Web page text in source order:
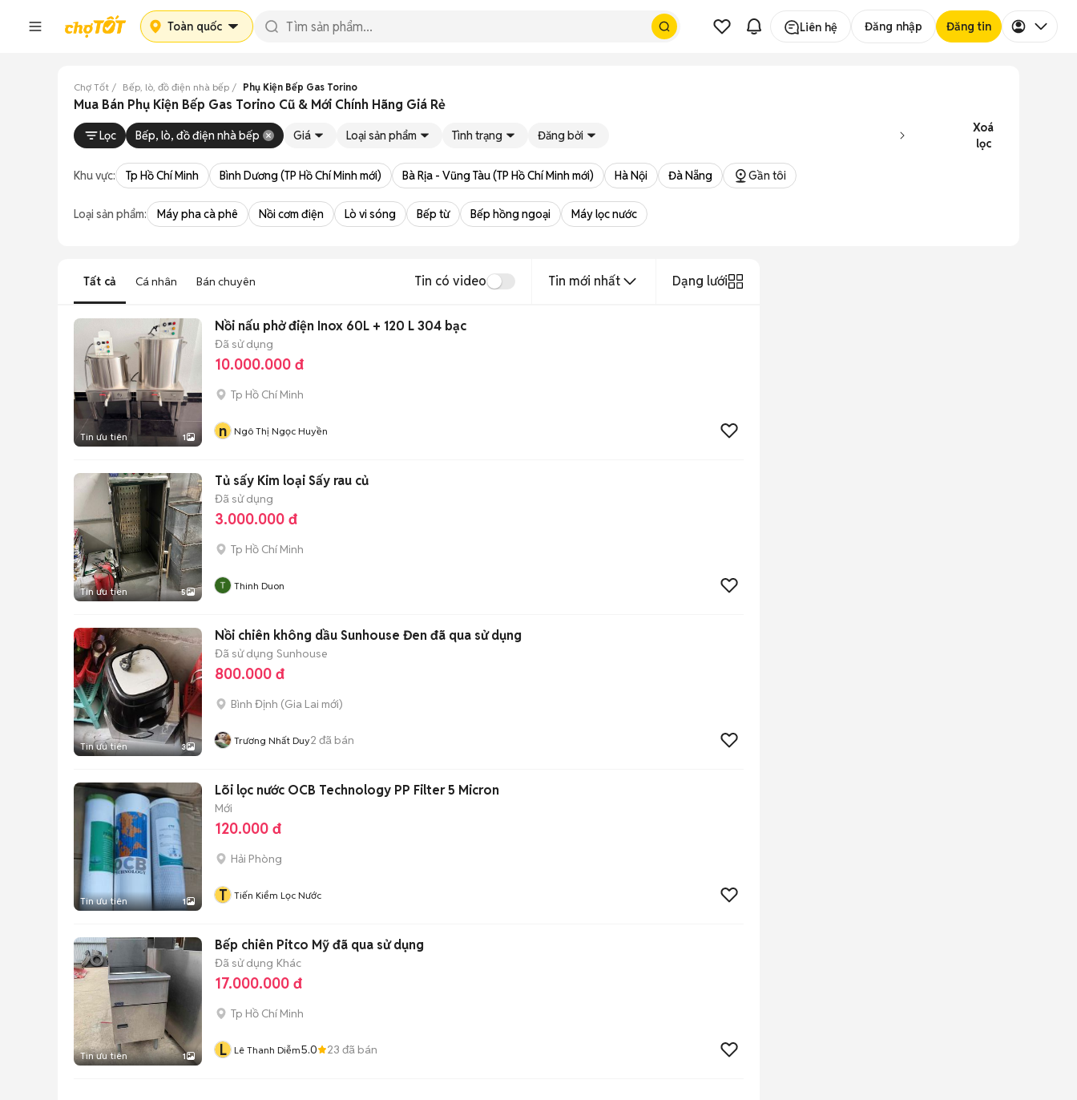
Toàn quốc Liên hệ Đăng nhập Đăng tin
Chợ Tốt Bếp, lò, đồ điện nhà bếp Phụ Kiện Bếp Gas Torino
Mua Bán Phụ Kiện Bếp Gas Torino Cũ & Mới Chính Hãng Giá Rẻ
Lọc Bếp, lò, đồ điện nhà bếp Giá Loại sản phẩm Tình trạng Đăng bởi
Xoá
lọc
Khu vực: Tp Hồ Chí Minh Bình Dương (TP Hồ Chí Minh mới) Bà Rịa - Vũng Tàu (TP Hồ Chí Minh mới) Hà Nội Đà Nẵng Gần tôi
Loại sản phẩm: Máy pha cà phê Nồi cơm điện Lò vi sóng Bếp từ Bếp hồng ngoại Máy lọc nước
Tất cả Cá nhân Bán chuyên Tin có video Tin mới nhất Dạng lưới
Tin ưu tiên 1
Nồi nấu phở điện Inox 60L + 120 L 304 bạc
Đã sử dụng
10.000.000 đ
Tp Hồ Chí Minh
n Ngô Thị Ngọc Huyền
Tin ưu tiên 5
Tủ sấy Kim loại Sấy rau củ
Đã sử dụng
3.000.000 đ
Tp Hồ Chí Minh
Thinh Duon
Tin ưu tiên 3
Nồi chiên không dầu Sunhouse Đen đã qua sử dụng
Đã sử dụng Sunhouse
800.000 đ
Bình Định (Gia Lai mới)
Trương Nhất Duy2 đã bán
Tin ưu tiên 1
Lõi lọc nước OCB Technology PP Filter 5 Micron
Mới
120.000 đ
Hải Phòng
T Tiến Kiểm Lọc Nước
Tin ưu tiên 1
Bếp chiên Pitco Mỹ đã qua sử dụng
Đã sử dụng Khác
17.000.000 đ
Tp Hồ Chí Minh
L Lê Thanh Diễm5.0 23 đã bán